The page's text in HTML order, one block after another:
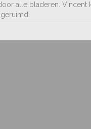
alle bladeren. Vincent